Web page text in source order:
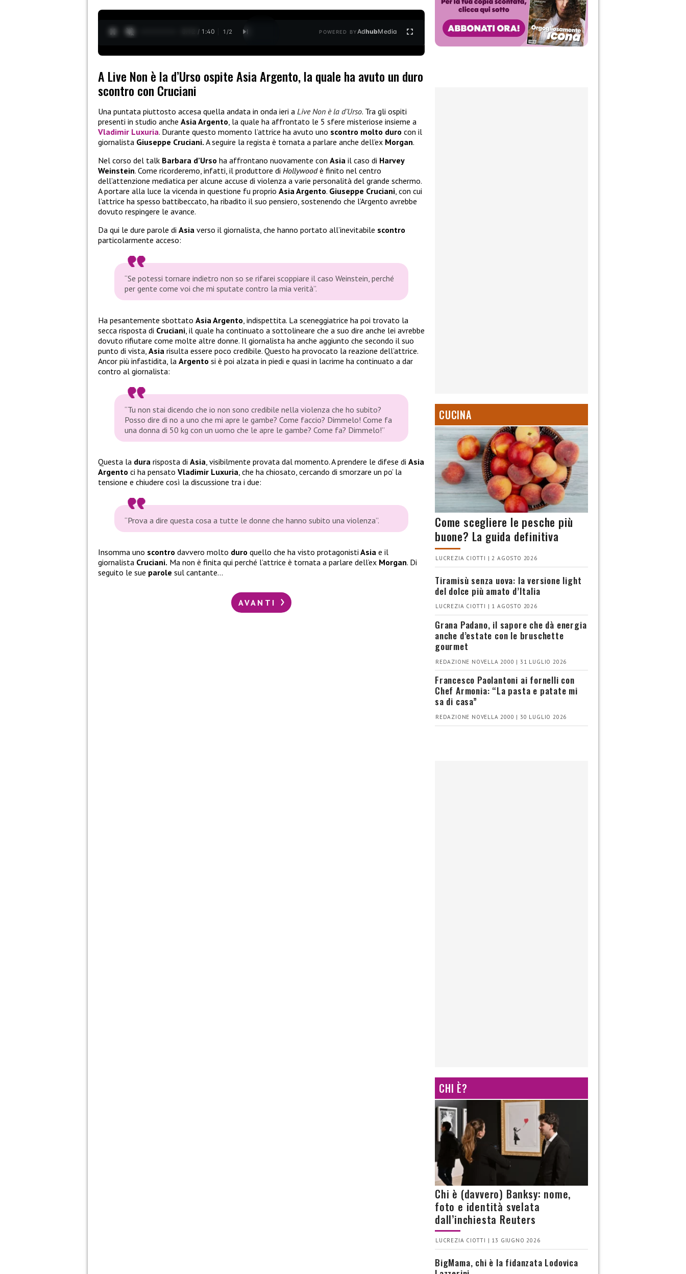
0:13 / 1:40 1 /2 POWERED BYAdhubMedia
A Live Non è la d’Urso ospite Asia Argento, la quale ha avuto un duro
scontro con Cruciani
Una puntata piuttosto accesa quella andata in onda ieri a Live Non è la d’Urso. Tra gli ospiti
presenti in studio anche Asia Argento, la quale ha affrontato le 5 sfere misteriose insieme a
Vladimir Luxuria. Durante questo momento l’attrice ha avuto uno scontro molto duro con il
giornalista Giuseppe Cruciani. A seguire la regista è tornata a parlare anche dell’ex Morgan.
Nel corso del talk Barbara d’Urso ha affrontano nuovamente con Asia il caso di Harvey
Weinstein. Come ricorderemo, infatti, il produttore di Hollywoodè finito nel centro
dell’attenzione mediatica per alcune accuse di violenza a varie personalità del grande schermo.
A portare alla luce la vicenda in questione fu proprio Asia Argento. Giuseppe Cruciani, con cui
l’attrice ha spesso battibeccato, ha ribadito il suo pensiero, sostenendo che l’Argento avrebbe
dovuto respingere le avance.
Da qui le dure parole di Asia verso il giornalista, che hanno portato all’inevitabile scontro
particolarmente acceso:
“Se potessi tornare indietro non so se rifarei scoppiare il caso Weinstein, perché
per gente come voi che mi sputate contro la mia verità”.
Ha pesantemente sbottato Asia Argento, indispettita. La sceneggiatrice ha poi trovato la
secca risposta di Cruciani, il quale ha continuato a sottolineare che a suo dire anche lei avrebbe
dovuto rifiutare come molte altre donne. Il giornalista ha anche aggiunto che secondo il suo
punto di vista, Asia risulta essere poco credibile. Questo ha provocato la reazione dell’attrice.
Ancor più infastidita, la Argento si è poi alzata in piedi e quasi in lacrime ha continuato a dar
contro al giornalista:
“Tu non stai dicendo che io non sono credibile nella violenza che ho subito?
Posso dire di no a uno che mi apre le gambe? Come faccio? Dimmelo! Come fa
una donna di 50 kg con un uomo che le apre le gambe? Come fa? Dimmelo!”
Questa la dura risposta di Asia, visibilmente provata dal momento. A prendere le difese di Asia
Argento ci ha pensato Vladimir Luxuria, che ha chiosato, cercando di smorzare un po’ la
tensione e chiudere così la discussione tra i due:
“Prova a dire questa cosa a tutte le donne che hanno subito una violenza”.
Insomma uno scontro davvero molto duro quello che ha visto protagonisti Asia e il
giornalista Cruciani. Ma non è finita qui perché l’attrice è tornata a parlare dell’ex Morgan. Di
seguito le sue parole sul cantante…
AVANTI
CUCINA
Come scegliere le pesche più
buone? La guida definitiva
LUCREZIA CIOTTI | 2 AGOSTO 2026
Tiramisù senza uova: la versione light
del dolce più amato d’Italia
LUCREZIA CIOTTI | 1 AGOSTO 2026
Grana Padano, il sapore che dà energia
anche d’estate con le bruschette
gourmet
REDAZIONE NOVELLA 2000 | 31 LUGLIO 2026
Francesco Paolantoni ai fornelli con
Chef Armonia: “La pasta e patate mi
sa di casa”
REDAZIONE NOVELLA 2000 | 30 LUGLIO 2026
CHI È?
Chi è (davvero) Banksy: nome,
foto e identità svelata
dall’inchiesta Reuters
LUCREZIA CIOTTI | 13 GIUGNO 2026
BigMama, chi è la fidanzata Lodovica